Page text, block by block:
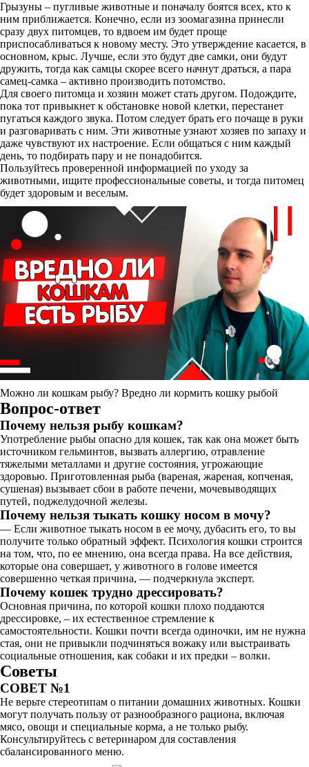
Грызуны – пугливые животные и поначалу боятся всех, кто к
ним приближается. Конечно, если из зоомагазина принесли
сразу двух питомцев, то вдвоем им будет проще
приспосабливаться к новому месту. Это утверждение касается, в
основном, крыс. Лучше, если это будут две самки, они будут
дружить, тогда как самцы скорее всего начнут драться, а пара
самец-самка – активно производить потомство.
Для своего питомца и хозяин может стать другом. Подождите,
пока тот привыкнет к обстановке новой клетки, перестанет
пугаться каждого звука. Потом следует брать его почаще в руки
и разговаривать с ним. Эти животные узнают хозяев по запаху и
даже чувствуют их настроение. Если общаться с ним каждый
день, то подбирать пару и не понадобится.
Пользуйтесь проверенной информацией по уходу за
животными, ищите профессиональные советы, и тогда питомец
будет здоровым и веселым.
Можно ли кошкам рыбу? Вредно ли кормить кошку рыбой
Вопрос-ответ
Почему нельзя рыбу кошкам?
Употребление рыбы опасно для кошек, так как она может быть
источником гельминтов, вызвать аллергию, отравление
тяжелыми металлами и другие состояния, угрожающие
здоровью. Приготовленная рыба (вареная, жареная, копченая,
сушеная) вызывает сбои в работе печени, мочевыводящих
путей, поджелудочной железы.
Почему нельзя тыкать кошку носом в мочу?
— Если животное тыкать носом в ее мочу, дубасить его, то вы
получите только обратный эффект. Психология кошки строится
на том, что, по ее мнению, она всегда права. На все действия,
которые она совершает, у животного в голове имеется
совершенно четкая причина, — подчеркнула эксперт.
Почему кошек трудно дрессировать?
Основная причина, по которой кошки плохо поддаются
дрессировке, – их естественное стремление к
самостоятельности. Кошки почти всегда одиночки, им не нужна
стая, они не привыкли подчиняться вожаку или выстраивать
социальные отношения, как собаки и их предки – волки.
Советы
СОВЕТ №1
Не верьте стереотипам о питании домашних животных. Кошки
могут получать пользу от разнообразного рациона, включая
мясо, овощи и специальные корма, а не только рыбу.
Консультируйтесь с ветеринаром для составления
сбалансированного меню.